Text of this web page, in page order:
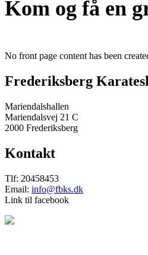
Kom og få en
No front page content has been
Frederiksberg
Mariendalshallen
Mariendalsvej 21 C
2000 Frederiksberg
Kontakt
Tlf: 20458453
Email: info@fbks.dk
Link til facebook